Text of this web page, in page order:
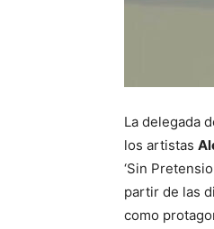
La delegada
los artistas
‘Sin
partir de las
como